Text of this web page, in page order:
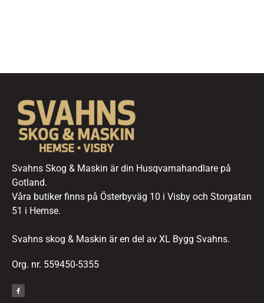
Svahns Skog & Maskin är din Husqvarnahandlare på
Gotland.
Våra butiker finns på Österbyväg 10 i Visby och Storgatan
51 i Hemse.
Svahns skog & Maskin är en del av XL Bygg Svahns.
Org. nr. 559450-5355